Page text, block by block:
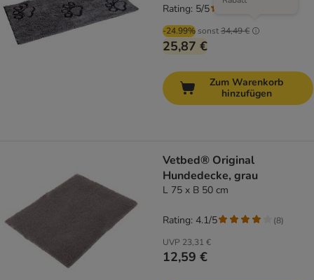
-24.99% sonst34,49 €
25,87 €
Rating: 5/5
Zum Warenkorb
hinzufügen
Vetbed® Original
Hundedecke, grau
L 75 x B 50 cm
UVP 23,31 €
12,59 €
Rating: 4.1/5 (8)